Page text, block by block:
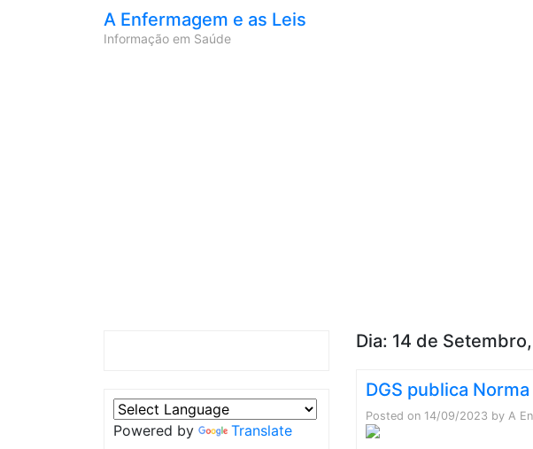
A Enfermagem e as Leis
Informação em Saúde
Powered by Translate
Dia: 14 de
DGS publica
Posted on 14/09/2023 by A